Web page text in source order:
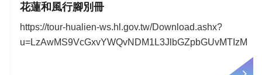
花蓮和風行腳別冊
https://tour-hualien-ws.hl.gov.tw/Download.ashx?